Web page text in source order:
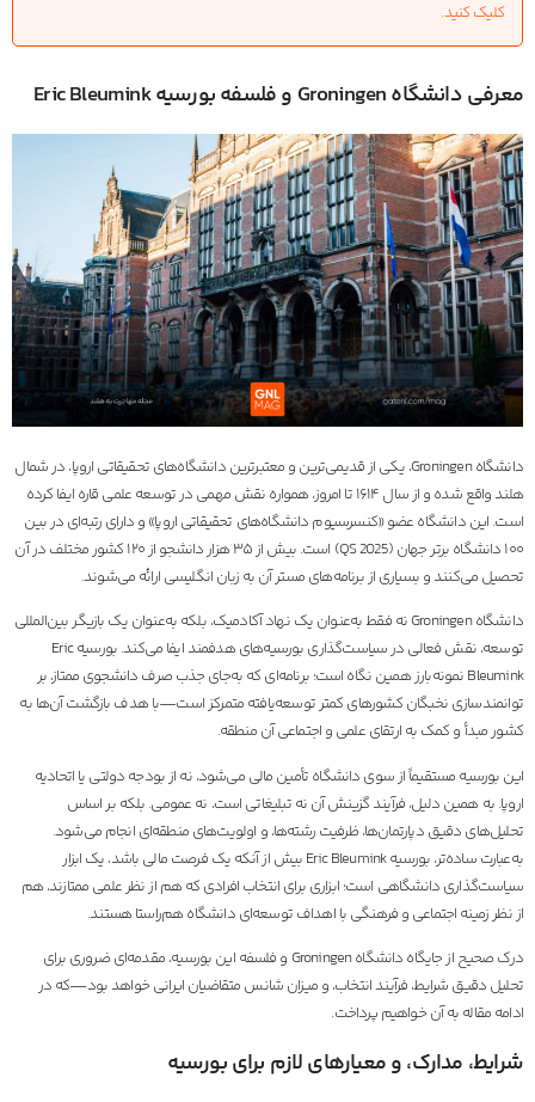
کلیک کنید.
معرفی دانشگاه Groningen و فلسفه بورسیه Eric Bleumink
دانشگاه Groningen، یکی از قدیمی‌ترین و معتبرترین دانشگاه‌های تحقیقاتی اروپا، در شمال
هلند واقع شده و از سال ۱۶۱۴ تا امروز، همواره نقش مهمی در توسعه علمی قاره ایفا کرده
است. این دانشگاه عضو «کنسرسیوم دانشگاه‌های تحقیقاتی اروپا» و دارای رتبه‌ای در بین
۱۰۰ دانشگاه برتر جهان (QS 2025) است. بیش از ۳۵ هزار دانشجو از ۱۲۰ کشور مختلف در آن
تحصیل می‌کنند و بسیاری از برنامه‌های مستر آن به زبان انگلیسی ارائه می‌شوند.
دانشگاه Groningen نه فقط به‌عنوان یک نهاد آکادمیک، بلکه به‌عنوان یک بازیگر بین‌المللی
توسعه، نقش فعالی در سیاست‌گذاری بورسیه‌های هدفمند ایفا می‌کند. بورسیه Eric
Bleumink نمونه‌بارز همین نگاه است؛ برنامه‌ای که به‌جای جذب صرف دانشجوی ممتاز، بر
توانمندسازی نخبگان کشورهای کمتر توسعه‌یافته متمرکز است—با هدف بازگشت آن‌ها به
کشور مبدأ و کمک به ارتقای علمی و اجتماعی آن منطقه.
این بورسیه مستقیماً از سوی دانشگاه تأمین مالی می‌شود، نه از بودجه دولتی یا اتحادیه
اروپا. به همین دلیل، فرآیند گزینش آن نه تبلیغاتی است، نه عمومی. بلکه بر اساس
تحلیل‌های دقیق دپارتمان‌ها، ظرفیت رشته‌ها، و اولویت‌های منطقه‌ای انجام می‌شود.
به‌عبارت ساده‌تر، بورسیه Eric Bleumink بیش از آنکه یک فرصت مالی باشد، یک ابزار
سیاست‌گذاری دانشگاهی است؛ ابزاری برای انتخاب افرادی که هم از نظر علمی ممتازند، هم
از نظر زمینه اجتماعی و فرهنگی با اهداف توسعه‌ای دانشگاه هم‌راستا هستند.
درک صحیح از جایگاه دانشگاه Groningen و فلسفه این بورسیه، مقدمه‌ای ضروری برای
تحلیل دقیق شرایط، فرآیند انتخاب، و میزان شانس متقاضیان ایرانی خواهد بود—که در
ادامه مقاله به آن خواهیم پرداخت.
شرایط، مدارک، و معیارهای لازم برای بورسیه